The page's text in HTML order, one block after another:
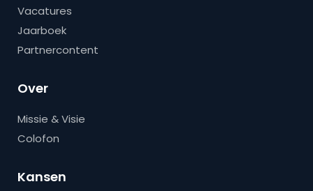
Vacatures
Jaarboek
Partnercontent
Over
Missie & Visie
Colofon
Kansen